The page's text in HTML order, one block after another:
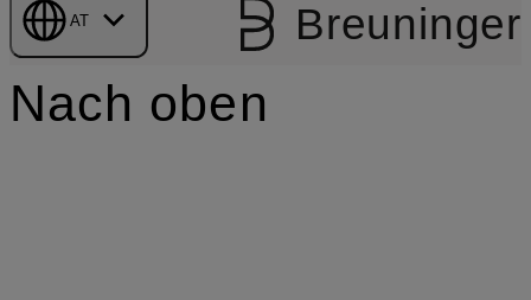
AT Breuninger
Nach oben